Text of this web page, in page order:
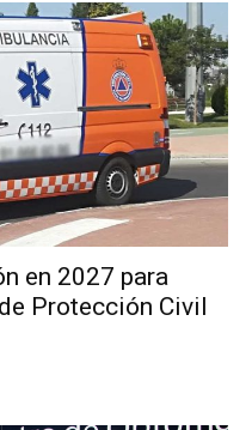
en 2027 para
Protección Civil